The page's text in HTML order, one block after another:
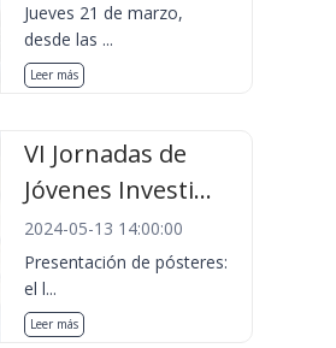
Jueves 21 de marzo,
desde las ...
Leer más
VI Jornadas de
Jóvenes Investi...
2024-05-13 14:00:00
Presentación de pósteres:
el l...
Leer más